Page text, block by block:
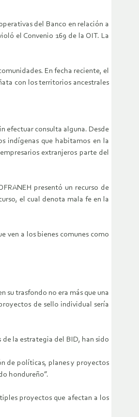
del Banco en relación a
el Convenio 169 de la OIT. La
En fecha reciente, el
con los territorios ancestrales
efectuar consulta alguna. Desde
indígenas que habitamos en la
extranjeros parte del
presentó un recurso de
el cual denota mala fe en la
ven a los bienes comunes como
su trasfondo no era más que una
de sello individual sería
de la estrategia del BID, han sido
de políticas, planes y proyectos
hondureño”.
proyectos que afectan a los